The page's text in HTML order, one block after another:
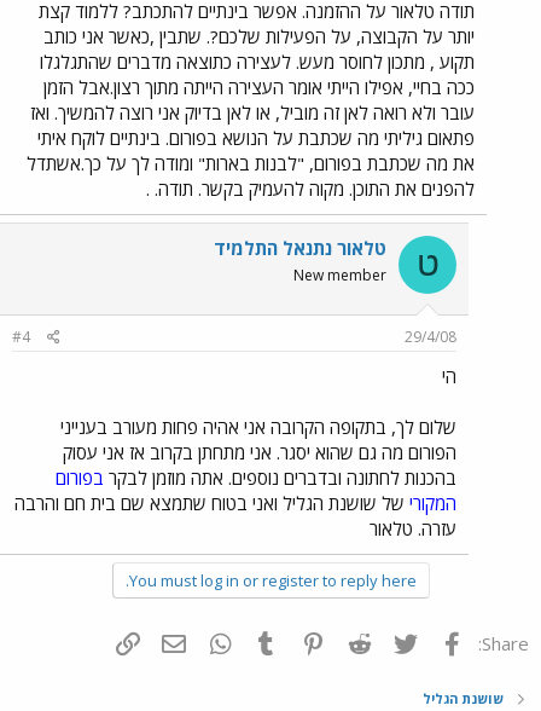
תודה טלאור על ההזמנה. אפשר בינתיים להתכתב? ללמוד קצת
יותר על הקבוצה, על הפעילות שלכם?. שתבין ,כאשר אני כותב
תקוע , מתכון לחוסר מעש. לעצירה כתוצאה מדברים שהתגלגלו
ככה בחיי, אפילו הייתי אומר העצירה הייתה מתוך רצון.אבל הזמן
עובר ולא רואה לאן זה מוביל, או לאן בדיוק אני רוצה להמשיך. ואז
פתאום גיליתי מה שכתבת על הנושא בפורום. בינתיים לוקח איתי
את מה שכתבת בפורום, "לבנות בארות" ומודה לך על כך.אשתדל
להפנים את התוכן. מקוה להעמיק בקשר. תודה. .
ט טלאור נתנאל התלמיד
New member
29/4/08
#4
הי
שלום לך, בתקופה הקרובה אני אהיה פחות מעורב בענייני
הפורום מה גם שהוא יסגר. אני מתחתן בקרוב אז אני עסוק
בהכנות לחתונה ובדברים נוספים. אתה מוזמן לבקר בפורום
המקורי של שושנת הגליל ואני בטוח שתמצא שם בית חם והרבה
עזרה. טלאור
You must log in or register to reply here.
Share: פייסבוק Twitter
Reddit
Pinterest
Tumblr
WhatsAppדואר אלקטרוני
שושנת הגליל